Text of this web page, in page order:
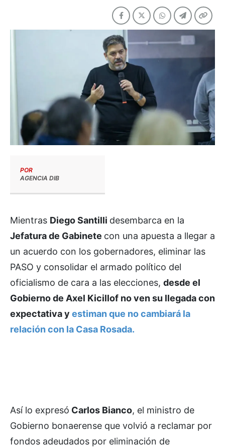
POR
AGENCIA DIB
Mientras Diego Santilli desembarca en la
Jefatura de Gabinete con una apuesta a llegar a
un acuerdo con los gobernadores, eliminar las
PASO y consolidar el armado político del
oficialismo de cara a las elecciones, desde el
Gobierno de Axel Kicillof no ven su llegada con
expectativa y estiman que no cambiará la
relación con la Casa Rosada.
Así lo expresó Carlos Bianco, el ministro de
Gobierno bonaerense que volvió a reclamar por
fondos adeudados por eliminación de